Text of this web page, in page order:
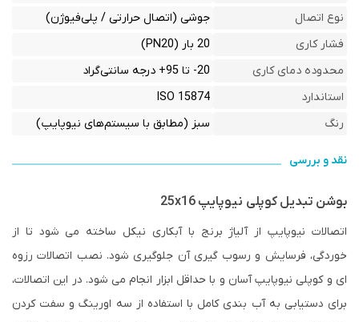
نوع اتصال
جوشی (اتصال حرارتی / پلی‌فیوژن)
فشار کاری
20 بار (PN20)
محدوده دمای کاری
20- تا 95+ درجه سانتی‌گراد
استاندارد
ISO 15874
رنگ
سبز (مطابق با سیستم‌های نیوپایپ)
نقد و بررسی
بوشن تبدیل کوپلی نیوپایپ 25x16
اتصالات نیوپایپ از آلیاژ برنج با آبکاری نیکل ساخته می شود تا از
خوردگی، فرسایش و رسوب گیری آن جلوگیری شود. نصب اتصالات رزوه
ای و کوپلی نیوپایپ آسان و با حداقل ابزار انجام می شود. در این اتصالات،
برای دستیابی به آب بندی کامل با استفاده از سه اورینگ و سفت کردن